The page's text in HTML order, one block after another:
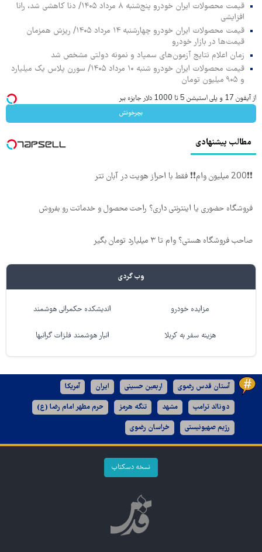
قیمت محصولات ایران خودرو پنج‌شنبه ۸ مرداد ۱۴۰۵/ دنا کاهشی شد، رانا
افزایشی
قیمت محصولات ایران خودرو چهارشنبه ۱۴ مرداد ۱۴۰۵/ ریزش همزمان
قیمت‌ها در بازار خودرو
زمان اعلام نتایج آزمون‌های سمپاد و نمونه دولتی مشخص شد
قیمت محصولات ایران خودرو شنبه ۱۰ مرداد ۱۴۰۵/ سورن پلاس یک میلیارد
و ۹۰۵ میلیون تومان
از آیفون 17 و پلی استیشن 5 تا 1000 دلار جایزه ببر
بچرخونش
مطالب پیشنهادی
❗❗200 میلیون وام❗❗ فقط با احراز هویت در آبان تتر
فروشگاه حضوری یا اینترنتی داری؟ راحت محصول و خدماتت رو بفروش
صاحب فروشگاه هستی؟ وام تا ۳ میلیارد تومان بگیر
وب گردی
مزایده خودرو اندیشکده حکمرانی هوشمند
هزینه سفر به کربلا انبار هوشمند فلزات گرانبها
آستان قدس رضوی اربعین حسینی ایران آمریکا
دونالد ترامپ مشهد تنگه هرمز حرم مطهر امام رضا (ع)
رژیم صهیونیستی خراسان رضوی
نسخه دسکتاپ